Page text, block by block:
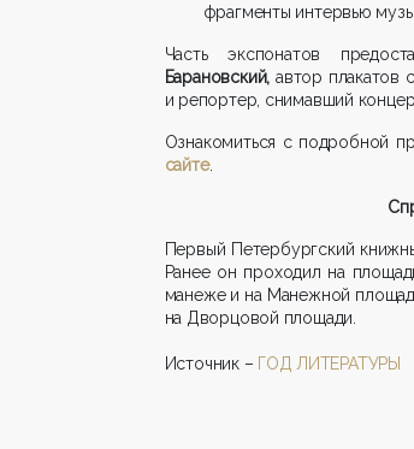
фрагменты интервью
Часть экспонатов
Барановский, автор плакатов
и репортер, снимавший
Ознакомиться с подробной
сайте.
Первый Петербургский
Ранее он проходил на
манеже и на Манежной
на Дворцовой площади.
Источник – ГОД ЛИТЕРАТУРЫ